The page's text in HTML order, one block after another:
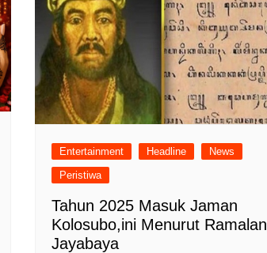
Entertainment Headline
News
Peristiwa
Tahun 2025 Masuk Jaman
Kolosubo,ini Menurut Ramalan
Jayabaya